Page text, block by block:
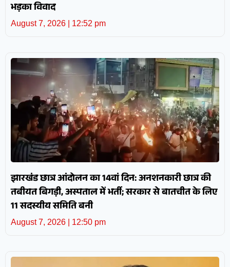
भड़का विवाद
August 7, 2026 12:52 pm
झारखंड छात्र आंदोलन का 14वां दिन: अनशनकारी छात्र की
तबीयत बिगड़ी, अस्पताल में भर्ती; सरकार से बातचीत के लिए
11 सदस्यीय समिति बनी
August 7, 2026 12:50 pm